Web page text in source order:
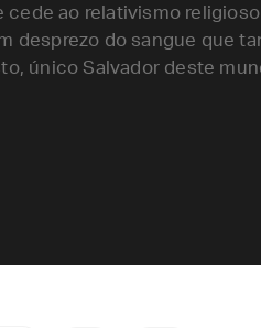
cede ao relativismo
desprezo do sangue que
único Salvador deste